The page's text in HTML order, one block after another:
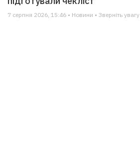
7 серпня 2026, 15:46 • Новини • Зверніть увагу